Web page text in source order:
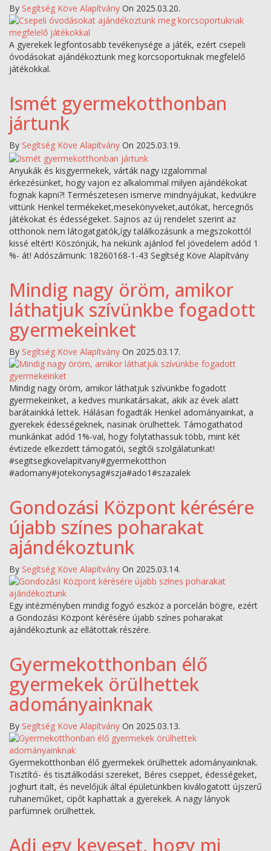
By Segítség Köve Alapítvány On 2025.03.20.
A gyerekek legfontosabb tevékenysége a játék, ezért csepeli
óvodásokat ajándékoztunk meg korcsoportuknak megfelelő
játékokkal.
Ismét gyermekotthonban
jártunk
By Segítség Köve Alapítvány On 2025.03.19.
Anyukák és kisgyermekek, várták nagy izgalommal
érkezésünket, hogy vajon ez alkalommal milyen ajándékokat
fognak kapni?! Természetesen ismerve mindnyájukat, kedvükre
vittünk Henkel termékeket,mesekönyveket,autókat, hercegnős
játékokat és édességeket. Sajnos az új rendelet szerint az
otthonok nem látogatgatók,így találkozásunk a megszokottól
kissé eltért! Köszönjük, ha nekünk ajánlod fel jövedelem adód 1
%- át! Adószámunk: 18260168-1-43 Segítség Köve Alapítvány
Mindig nagy öröm, amikor
láthatjuk szívünkbe fogadott
gyermekeinket
By Segítség Köve Alapítvány On 2025.03.17.
Mindig nagy öröm, amikor láthatjuk szívünkbe fogadott
gyermekeinket, a kedves munkatársakat, akik az évek alatt
barátainkká lettek. Hálásan fogadták Henkel adományainkat, a
gyerekek édességeknek, nasinak örülhettek. Támogathatod
munkánkat adód 1%-val, hogy folytathassuk több, mint két
évtizede elkezdett támogatói, segítői szolgálatunkat!
#segitsegkovelapitvany#gyermekotthon
#adomany#jotekonysag#szja#ado1#szazalek
Gondozási Központ kérésére
újabb színes poharakat
ajándékoztunk
By Segítség Köve Alapítvány On 2025.03.14.
Egy intézményben mindig fogyó eszköz a porcelán bögre, ezért
a Gondozási Központ kérésére újabb színes poharakat
ajándékoztunk az ellátottak részére.
Gyermekotthonban élő
gyermekek örülhettek
adományainknak
By Segítség Köve Alapítvány On 2025.03.13.
Gyermekotthonban élő gyermekek örülhettek adományainknak.
Tisztító- és tisztálkodási szereket, Béres cseppet, édességeket,
joghurt italt, és nevelőjük által épületünkben kiválogatott újszerű
ruhaneműket, cipőt kaphattak a gyerekek. A nagy lányok
parfümnek örülhettek.
Adj egy keveset, hogy mi